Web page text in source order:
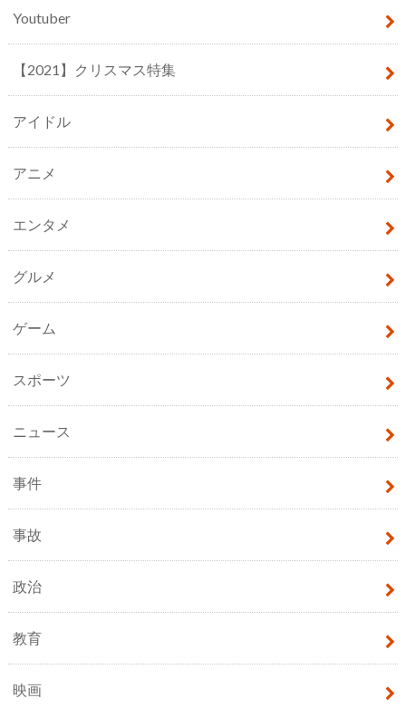
Youtuber
【2021】クリスマス特集
アイドル
アニメ
エンタメ
グルメ
ゲーム
スポーツ
ニュース
事件
事故
政治
教育
映画